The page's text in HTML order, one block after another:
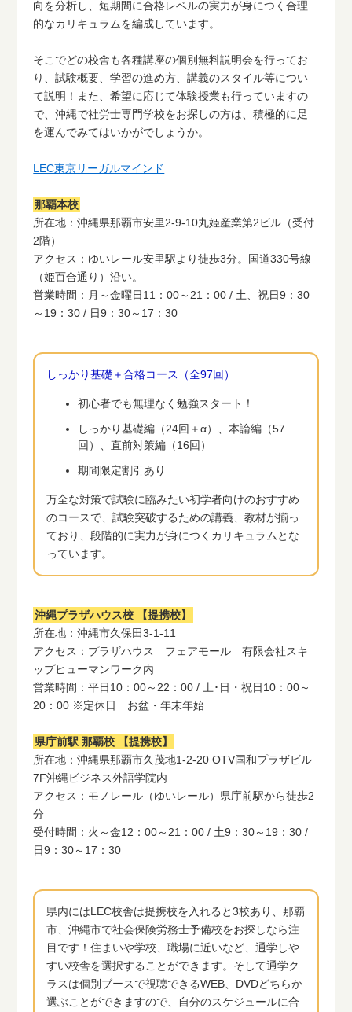
向を分析し、短期間に合格レベルの実力が身につく合理
的なカリキュラムを編成しています。
そこでどの校舎も各種講座の個別無料説明会を行ってお
り、試験概要、学習の進め方、講義のスタイル等につい
て説明！また、希望に応じて体験授業も行っていますの
で、沖縄で社労士専門学校をお探しの方は、積極的に足
を運んでみてはいかがでしょうか。
LEC東京リーガルマインド
那覇本校
所在地：沖縄県那覇市安里2-9-10丸姫産業第2ビル（受付
2階）
アクセス：ゆいレール安里駅より徒歩3分。国道330号線
（姫百合通り）沿い。
営業時間：月～金曜日11：00～21：00 / 土、祝日9：30
～19：30 / 日9：30～17：30
しっかり基礎＋合格コース（全97回）
初心者でも無理なく勉強スタート！
しっかり基礎編（24回＋α）、本論編（57
回）、直前対策編（16回）
期間限定割引あり
万全な対策で試験に臨みたい初学者向けのおすすめ
のコースで、試験突破するための講義、教材が揃っ
ており、段階的に実力が身につくカリキュラムとな
っています。
沖縄プラザハウス校 【提携校】
所在地：沖縄市久保田3-1-11
アクセス：プラザハウス フェアモール 有限会社スキ
ップヒューマンワーク内
営業時間：平日10：00～22：00 / 土･日・祝日10：00～
20：00 ※定休日 お盆・年末年始
県庁前駅 那覇校 【提携校】
所在地：沖縄県那覇市久茂地1-2-20 OTV国和プラザビル
7F沖縄ビジネス外語学院内
アクセス：モノレール（ゆいレール）県庁前駅から徒歩2
分
受付時間：火～金12：00～21：00 / 土9：30～19：30 /
日9：30～17：30
県内にはLEC校舎は提携校を入れると3校あり、那覇
市、沖縄市で社会保険労務士予備校をお探しなら注
目です！住まいや学校、職場に近いなど、通学しや
すい校舎を選択することができます。そして通学ク
ラスは個別ブースで視聴できるWEB、DVDどちらか
選ぶことができますので、自分のスケジュールに合